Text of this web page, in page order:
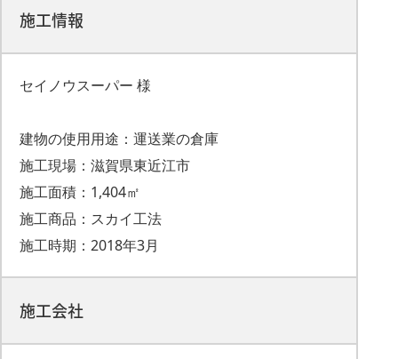
施工情報
セイノウスーパー 様
建物の使用用途：運送業の倉庫
施工現場：滋賀県東近江市
施工面積：1,404㎡
施工商品：スカイ工法
施工時期：2018年3月
施工会社